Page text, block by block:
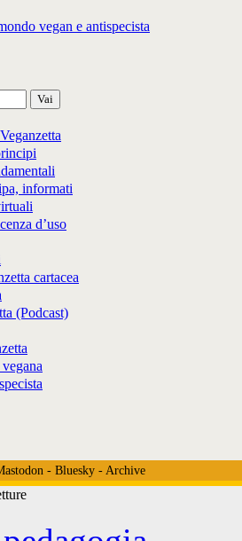
informati
d’uso
cartacea
(Podcast)
- Bluesky- Archive